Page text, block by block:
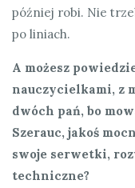
później robi. Nie
po liniach.
A możesz
nauczycielkami, z
dwóch pań, bo
Szerauc, jakoś
swoje serwetki,
techniczne?